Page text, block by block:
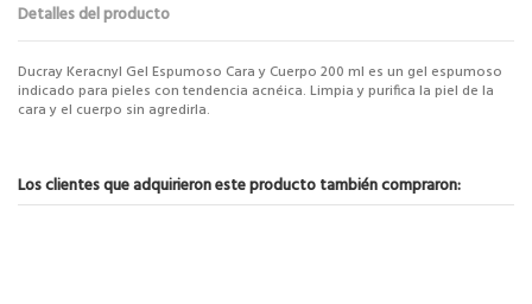
Detalles del producto
Ducray Keracnyl Gel Espumoso Cara y Cuerpo 200 ml es un gel espumoso
indicado para pieles con tendencia acnéica. Limpia y purifica la piel de la
cara y el cuerpo sin agredirla.
Los clientes que adquirieron este producto también compraron: